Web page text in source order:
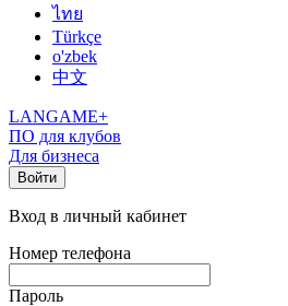
ไทย
Türkçe
o'zbek
中文
LANGAME+
ПО для клубов
Для бизнеса
Войти
Вход в личный кабинет
Номер телефона
Пароль